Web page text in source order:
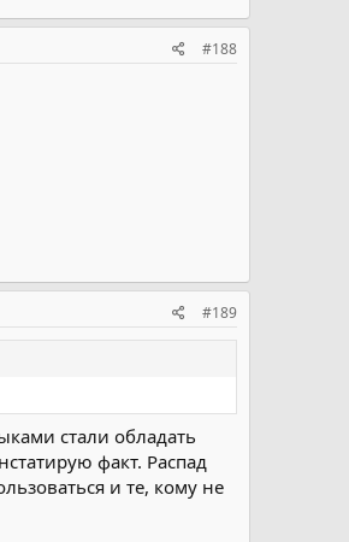
#188
#189
стали обладать
факт. Распад
и те, кому не